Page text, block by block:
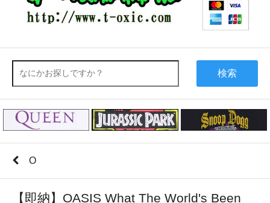
検索
O
【即納】OASIS What The World's Been